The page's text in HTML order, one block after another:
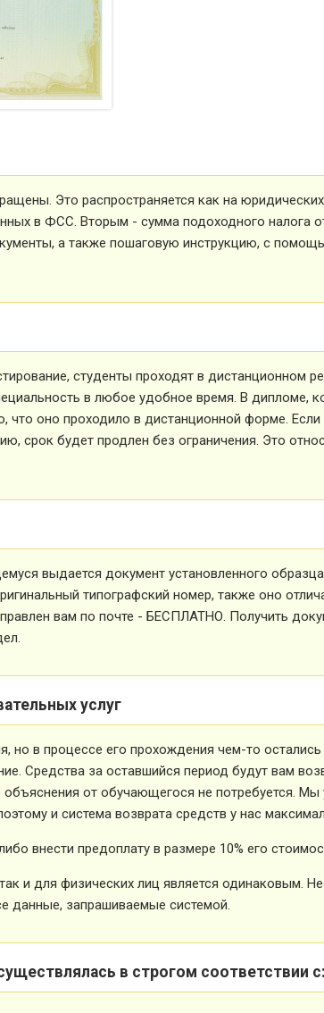
Это распространяется как на
в ФСС. Вторым - сумма подоходного налога
а также пошаговую инструкцию, с
студенты проходят в дистанционном
в любое удобное время. В дипломе,
что оно проходило в дистанционной форме.
срок будет продлен без ограничения. Это
выдается документ установленного
типографский номер, также оно
вам по почте - БЕСПЛАТНО. Получить
услуг
но в процессе его прохождения чем-то
Средства за оставшийся период будут вам
от обучающегося не потребуется. Мы
и система возврата средств у нас
внести предоплату в размере 10% его
и для физических лиц является одинаковым.
данные, запрашиваемые системой.
в строгом соответствии с: